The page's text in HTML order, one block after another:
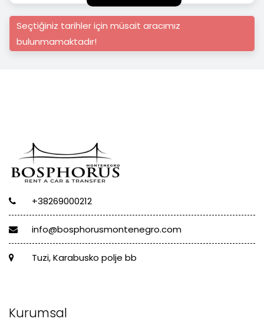
Seçtiğiniz tarihler için müsait aracımız
bulunmamaktadır!
+38269000212
info@bosphorusmontenegro.com
Tuzi, Karabusko polje bb
Kurumsal